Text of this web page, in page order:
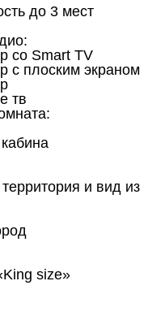
до 3 мест
со Smart TV
с плоским экраном
тв
и вид из
size»